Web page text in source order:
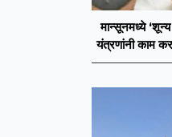
मान्सूनमध्ये ‘शून्य
यंत्रणांनी काम